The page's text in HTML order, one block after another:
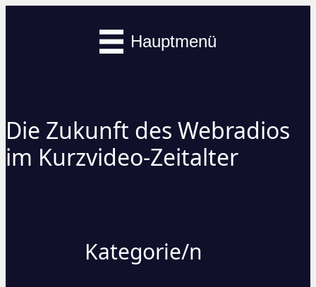
Hauptmenü
Die Zukunft des Webradios
im Kurzvideo-Zeitalter
Kategorie/n